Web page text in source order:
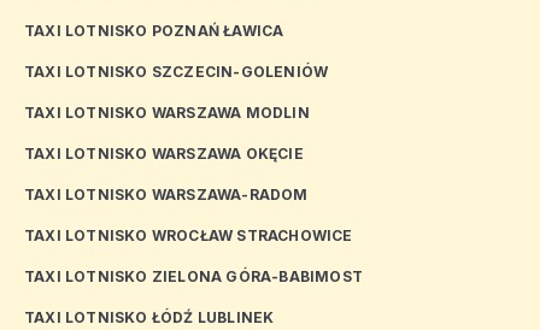
TAXI LOTNISKO POZNAŃ ŁAWICA
TAXI LOTNISKO SZCZECIN-GOLENIÓW
TAXI LOTNISKO WARSZAWA MODLIN
TAXI LOTNISKO WARSZAWA OKĘCIE
TAXI LOTNISKO WARSZAWA-RADOM
TAXI LOTNISKO WROCŁAW STRACHOWICE
TAXI LOTNISKO ZIELONA GÓRA-BABIMOST
TAXI LOTNISKO ŁÓDŹ LUBLINEK